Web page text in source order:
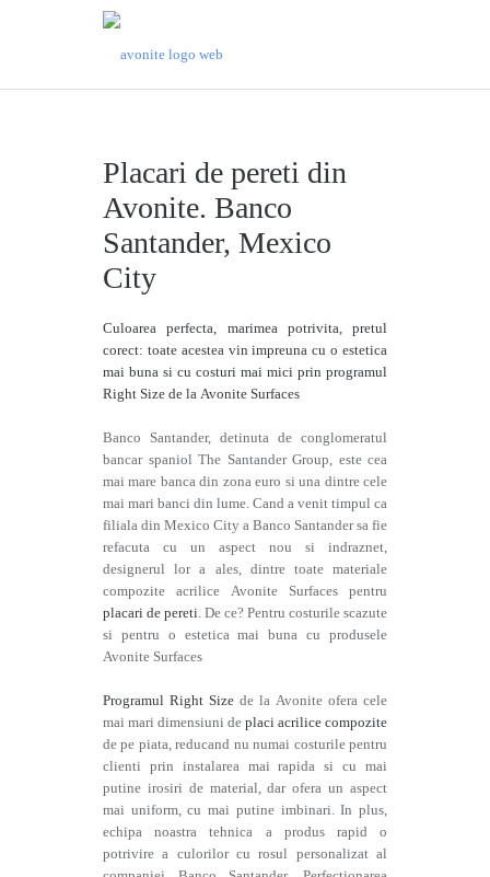
Placari de pereti din
Avonite. Banco
Santander, Mexico
City
Culoarea perfecta, marimea potrivita, pretul
corect: toate acestea vin impreuna cu o estetica
mai buna si cu costuri mai mici prin programul
Right Size de la Avonite Surfaces
Banco Santander, detinuta de conglomeratul
bancar spaniol The Santander Group, este cea
mai mare banca din zona euro si una dintre cele
mai mari banci din lume. Cand a venit timpul ca
filiala din Mexico City a Banco Santander sa fie
refacuta cu un aspect nou si indraznet,
designerul lor a ales, dintre toate materiale
compozite acrilice Avonite Surfaces pentru
placari de pereti. De ce? Pentru costurile scazute
si pentru o estetica mai buna cu produsele
Avonite Surfaces
Programul Right Size de la Avonite ofera cele
mai mari dimensiuni de placi acrilice compozite
de pe piata, reducand nu numai costurile pentru
clienti prin instalarea mai rapida si cu mai
putine irosiri de material, dar ofera un aspect
mai uniform, cu mai putine imbinari. In plus,
echipa noastra tehnica a produs rapid o
potrivire a culorilor cu rosul personalizat al